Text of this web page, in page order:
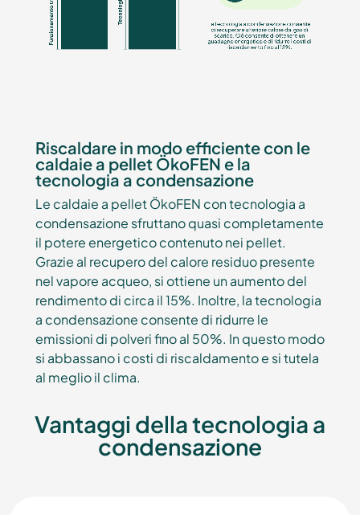
Riscaldare in modo efficiente con le
caldaie a pellet ÖkoFEN e la
tecnologia a condensazione
Le caldaie a pellet ÖkoFEN con tecnologia a
condensazione sfruttano quasi completamente
il potere energetico contenuto nei pellet.
Grazie al recupero del calore residuo presente
nel vapore acqueo, si ottiene un aumento del
rendimento di circa il 15%. Inoltre, la tecnologia
a condensazione consente di ridurre le
emissioni di polveri fino al 50%. In questo modo
si abbassano i costi di riscaldamento e si tutela
al meglio il clima.
Vantaggi della tecnologia a
condensazione